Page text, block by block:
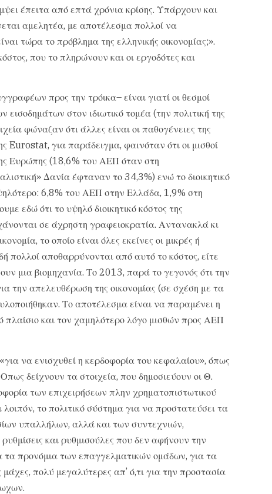
έπειτα από επτά χρόνια κρίσης. Υπάρχουν και
αμελητέα, με αποτέλεσμα πολλοί να
τώρα το πρόβλημα της ελληνικής οικονομίας;».
που το πληρώνουν και οι εργοδότες και
προς την τρόικα– είναι γιατί οι θεσμοί
εισοδημάτων στον ιδιωτικό τομέα (την πολιτική της
φώναζαν ότι άλλες είναι οι παθογένειες της
Eurostat, για παράδειγμα, φαινόταν ότι οι μισθοί
Ευρώπης (18,6% του ΑΕΠ όταν στη
Δανία έφταναν το 34,3%) ενώ το διοικητικό
6,8% του ΑΕΠ στην Ελλάδα, 1,9% στη
εδώ ότι το υψηλό διοικητικό κόστος της
σε άχρηστη γραφειοκρατία. Αντανακλά κι
το οποίο είναι όλες εκείνες οι μικρές ή
πολλοί αποθαρρύνονται από αυτό το κόστος, είτε
μια βιομηχανία. Το 2013, παρά το γεγονός ότι την
την απελευθέρωση της οικονομίας (σε σχέση με τα
Το αποτέλεσμα είναι να παραμένει η
πλαίσιο και τον χαμηλότερο λόγο μισθών προς ΑΕΠ
να ενισχυθεί η κερδοφορία του κεφαλαίου», όπως
δείχνουν τα στοιχεία, που δημοσιεύουν οι Θ.
των επιχειρήσεων πλην χρηματοπιστωτικού
το πολιτικό σύστημα για να προστατεύσει τα
υπαλλήλων, αλλά και των συντεχνιών,
και ρυθμισούλες που δεν αφήνουν την
τα προνόμια των επαγγελματικών ομάδων, για τα
πολύ μεγαλύτερες απ’ ό,τι για την προστασία